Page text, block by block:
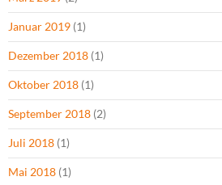
Januar 2019 (1)
Dezember 2018 (1)
Oktober 2018 (1)
September 2018 (2)
Juli 2018 (1)
Mai 2018 (1)